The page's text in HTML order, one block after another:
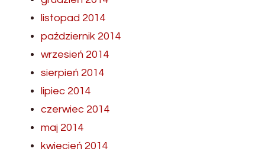
listopad 2014
październik 2014
wrzesień 2014
sierpień 2014
lipiec 2014
czerwiec 2014
maj 2014
kwiecień 2014